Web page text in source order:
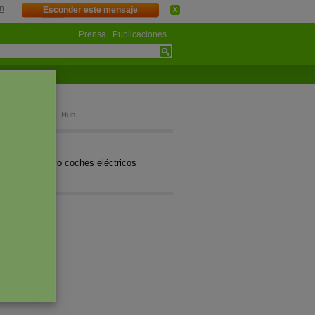
Esconder este mensaje
Prensa Publicaciones
Hub
informativo coches eléctricos